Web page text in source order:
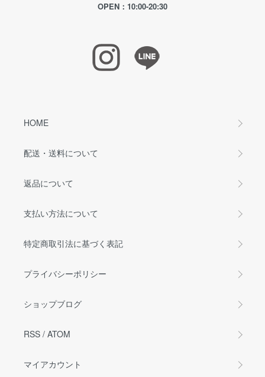
OPEN：10:00-20:30
HOME
配送・送料について
返品について
支払い方法について
特定商取引法に基づく表記
プライバシーポリシー
ショップブログ
RSS / ATOM
マイアカウント